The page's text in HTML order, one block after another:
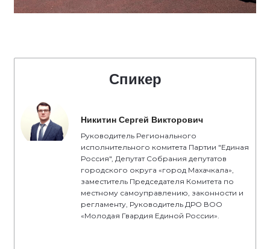
Спикер
Никитин Сергей Викторович
Руководитель Регионального
исполнительного комитета Партии "Единая
Россия", Депутат Собрания депутатов
городского округа «город Махачкала»,
заместитель Председателя Комитета по
местному самоуправлению, законности и
регламенту, Руководитель ДРО ВОО
«Молодая Гвардия Единой России».